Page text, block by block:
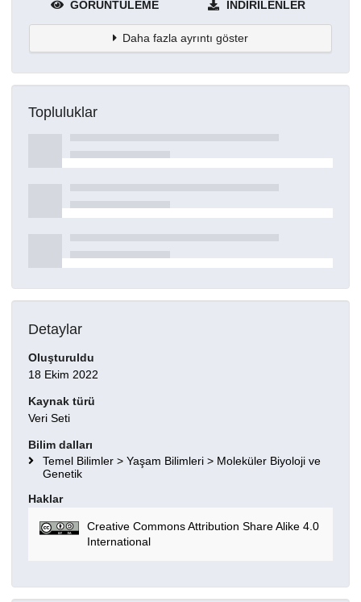
GÖRÜNTÜLEME İNDIRILENLER
Daha fazla ayrıntı göster
Topluluklar
Detaylar
Oluşturuldu
18 Ekim 2022
Kaynak türü
Veri Seti
Bilim dalları
Temel Bilimler > Yaşam Bilimleri > Moleküler Biyoloji ve
Genetik
Haklar
Creative Commons Attribution Share Alike 4.0
International